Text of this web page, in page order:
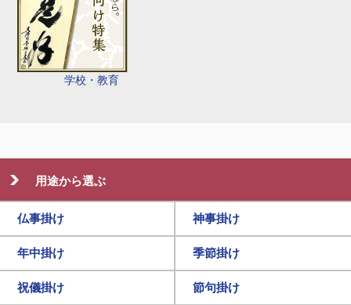
学校・教育
用途から選ぶ
仏事掛け 神事掛け
年中掛け 季節掛け
祝儀掛け 節句掛け